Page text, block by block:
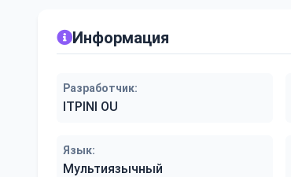
Информация
Разработчик:
ITPINI OU
Язык:
Мультиязычный